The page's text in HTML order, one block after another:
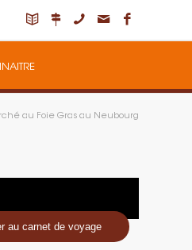
au Foie Gras au Neubourg
au carnet de voyage